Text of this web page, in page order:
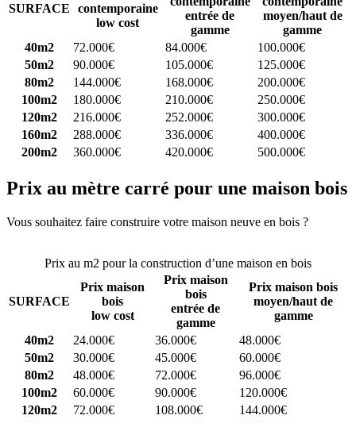
SURFACE
contemporaine
low cost
entrée de
gamme
moyen/haut de
gamme
40m2
72.000€ 84.000€
100.000€
50m2
90.000€ 105.000€
125.000€
80m2
144.000€ 168.000€
200.000€
100m2
180.000€ 210.000€
250.000€
120m2
216.000€ 252.000€
300.000€
160m2
288.000€ 336.000€
400.000€
200m2
360.000€ 420.000€ 500.000€
Prix au mètre carré pour une maison bois
Vous souhaitez faire construire votre maison neuve en bois ?
Prix au m2 pour la construction d’une maison en bois
SURFACE
Prix maison
bois
low cost
Prix maison
bois
entrée de
gamme
Prix maison bois
moyen/haut de
gamme
40m2
24.000€ 36.000€
48.000€
50m2
30.000€ 45.000€
60.000€
80m2
48.000€ 72.000€
96.000€
100m2
60.000€ 90.000€
120.000€
120m2
72.000€ 108.000€
144.000€